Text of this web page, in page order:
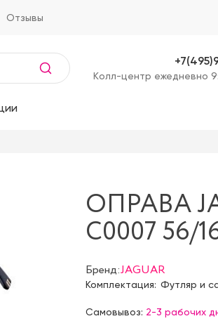
Отзывы
Kолл-центр ежедневно
ОПРАВА
C0007 56/
Бренд:JAGUAR
Комплектация: Футляр и
Самовывоз: 2-3 рабочих